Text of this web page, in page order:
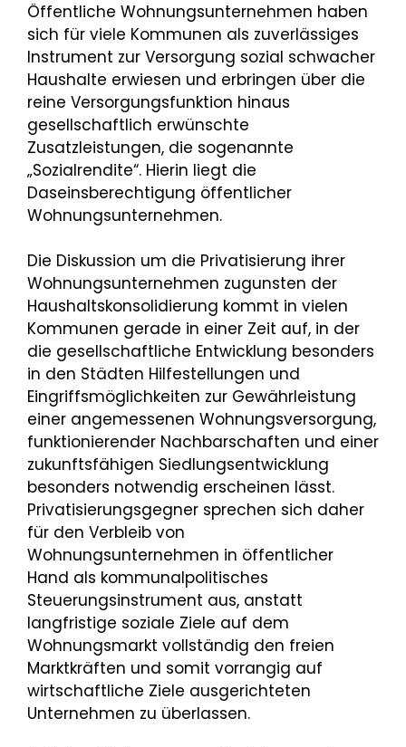
Öffentliche Wohnungsunternehmen haben
sich für viele Kommunen als zuverlässiges
Instrument zur Versorgung sozial schwacher
Haushalte erwiesen und erbringen über die
reine Versorgungsfunktion hinaus
gesellschaftlich erwünschte
Zusatzleistungen, die sogenannte
„Sozialrendite“. Hierin liegt die
Daseinsberechtigung öffentlicher
Wohnungsunternehmen.
Die Diskussion um die Privatisierung ihrer
Wohnungsunternehmen zugunsten der
Haushaltskonsolidierung kommt in vielen
Kommunen gerade in einer Zeit auf, in der
die gesellschaftliche Entwicklung besonders
in den Städten Hilfestellungen und
Eingriffsmöglichkeiten zur Gewährleistung
einer angemessenen Wohnungsversorgung,
funktionierender Nachbarschaften und einer
zukunftsfähigen Siedlungsentwicklung
besonders notwendig erscheinen lässt.
Privatisierungsgegner sprechen sich daher
für den Verbleib von
Wohnungsunternehmen in öffentlicher
Hand als kommunalpolitisches
Steuerungsinstrument aus, anstatt
langfristige soziale Ziele auf dem
Wohnungsmarkt vollständig den freien
Marktkräften und somit vorrangig auf
wirtschaftliche Ziele ausgerichteten
Unternehmen zu überlassen.